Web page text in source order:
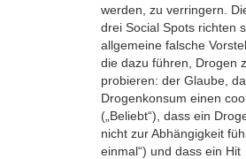
werden, zu verringern.
drei Social Spots richten
allgemeine falsche
die dazu führen, Drogen
probieren: der Glaube,
Drogenkonsum einen
(„Beliebt“), dass ein
nicht zur Abhängigkeit
einmal“) und dass ein Hit